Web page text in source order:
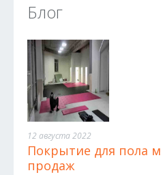
Блог
12 августа 2022
Покрытие для пола
продаж